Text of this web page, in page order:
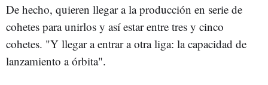
De hecho, quieren llegar a la producción en serie de
cohetes para unirlos y así estar entre tres y cinco
cohetes. "Y llegar a entrar a otra liga: la capacidad de
lanzamiento a órbita".